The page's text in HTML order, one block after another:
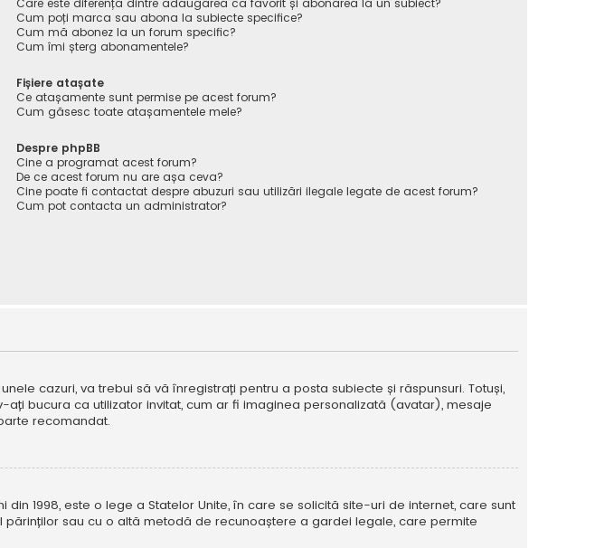
Cum poți marca sau abona la subiecte specifice?
Cum mă abonez la un forum specific?
Cum îmi șterg abonamentele?
Fișiere atașate
Ce atașamente sunt permise pe acest forum?
Cum găsesc toate atașamentele mele?
Despre phpBB
Cine a programat acest forum?
De ce acest forum nu are așa ceva?
Cine poate fi contactat despre abuzuri sau utilizări ilegale legate de acest forum?
Cum pot contacta un administrator?
cazuri, va trebui să vă înregistrați pentru a posta subiecte și răspunsuri. Totuși,
bucura ca utilizator invitat, cum ar fi imaginea personalizată (avatar), mesaje
recomandat.
1998, este o lege a Statelor Unite, în care se solicită site-uri de internet, care sunt
sau cu o altă metodă de recunoaștere a gardei legale, care permite